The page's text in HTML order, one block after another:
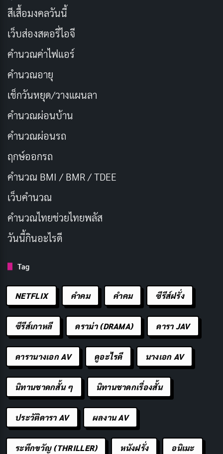
บทสรุปอันยิ่งใหญ่ของไตรภาค เรื่องราวถึงจุดไคลแมกซ์เมื่อ
โฟรโดและแซม
ขณะที่อารากอร์น
อารมณ์
ผลงานชิ้นนี้คว้า รางวัลออสการ์ 11 สาขา
ยอดเยี่ยม สะท้อนถึงความสำเร็จของ
การสร้างมหากาพย์ที่สมบูรณ์แบบ หนังไม่เพียงเป็นความ
สละ
ชื่อเรื่องในภาษาไทย:
มหาสงครามชิงพิภพ
ประเภท:แฟนตาซี, ผจญภัย, ดราม่า
วันที่ออกฉาย:17 ธันวาคม 2003
นักแสดงนำ:เอไลจาห์ วูด, วิกโก้ มอร์เทนเซ่น, เอียน
แม็คเคลเลน
ผู้กำกับ:ปีเตอร์ แจ็กสัน
ความยาว:201 นาที
เรตติ้ง IMDb:8.9/10
ช่องทางการดูในประเทศไทย:HBO MAX
สีเสื้อมงคลวันนี้
เว็บส่องสตอรี่ไอจี
คำนวณค่าไฟแอร์
คำนวณอายุ
เช็กวันหยุด/วางแผนลา
คำนวณผ่อนบ้าน
คำนวณผ่อนรถ
ฤกษ์ออกรถ
คำนวณ BMI / BMR / TDEE
เว็บคํานวณ
คํานวณไทยช่วยไทยพลัส
วันนี้กินอะไรดี
Tag
NETFLIX คำคม คําคม ซีรีส์ฝรั่ง
ซีรีส์เกาหลี ดราม่า (DRAMA) ดารา JAV
ดารานางเอก AV ดูอะไรดี นางเอก AV
นิทานชาดกสั้น ๆ นิทานชาดกเรื่องสั้น
ประวัติดารา AV ผลงาน AV
ระทึกขวัญ (THRILLER) หนังฝรั่ง อนิเมะ